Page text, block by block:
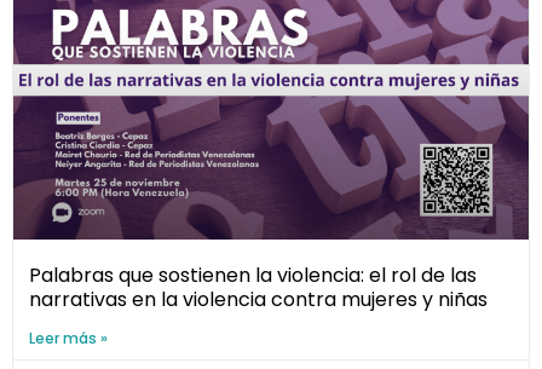
Palabras que sostienen la violencia: el rol de las
narrativas en la violencia contra mujeres y niñas
Leer más »